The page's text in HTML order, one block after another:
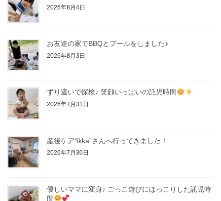
2026年8月4日
お友達の家でBBQとプールをしました♪
2026年8月3日
ずり這いで探検♪ 笑顔いっぱいの託児時間
2026年7月31日
産後ケア“ikka”さんへ行ってきました！
2026年7月30日
優しいママに変身♪ ごっこ遊びにほっこりした託児時
間